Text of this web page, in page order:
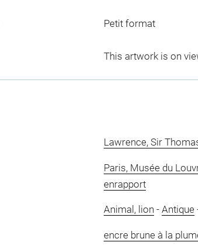
Petit format
This artwork is on
Lawrence, Sir
Paris, Musée du
enrapport
Animal, lion - Antique
encre brune à la